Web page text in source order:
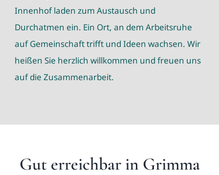
Innenhof laden zum Austausch und
Durchatmen ein. Ein Ort, an dem Arbeitsruhe
auf Gemeinschaft trifft und Ideen wachsen. Wir
heißen Sie herzlich willkommen und freuen uns
auf die Zusammenarbeit.
Gut erreichbar in Grimma